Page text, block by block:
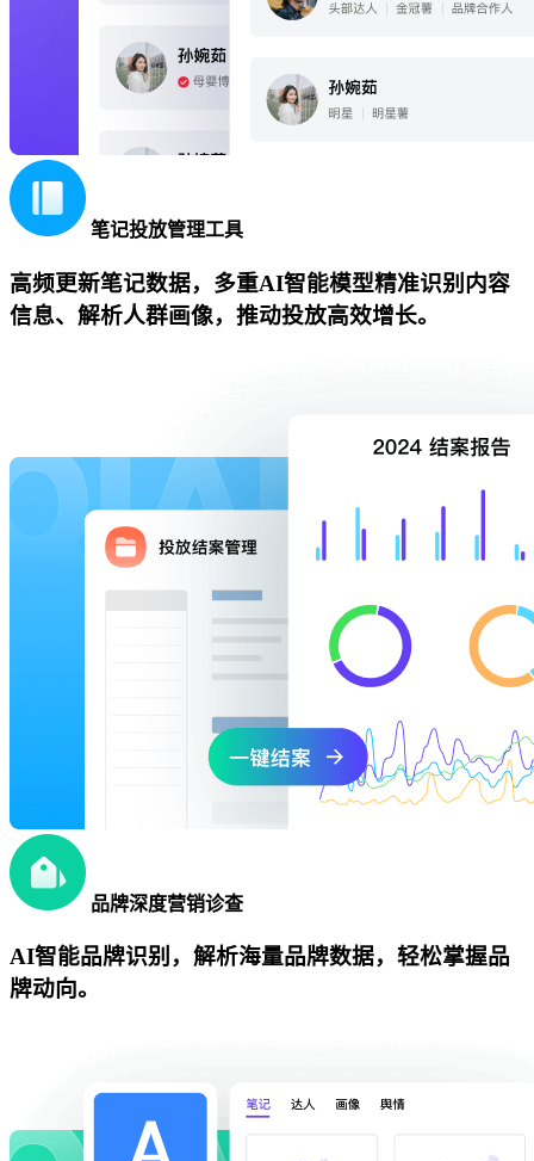
笔记投放管理工具
高频更新笔记数据，多重AI智能模型精准识别内容
信息、解析人群画像，推动投放高效增长。
品牌深度营销诊查
AI智能品牌识别，解析海量品牌数据，轻松掌握品
牌动向。